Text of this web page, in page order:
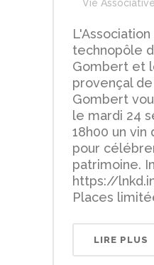
Vie Associative
L'Association
technopôle
Gombert et
provençal
Gombert
le mardi 24
18h00 un vin
pour
patrimoine.
https://
Places
LIRE PLUS